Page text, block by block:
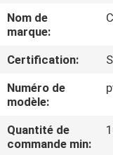
À
PROPOS
DE
NOUS
VISITE
Nom de
marque:
Certification:
Numéro de
modèle:
Quantité de
commande min: